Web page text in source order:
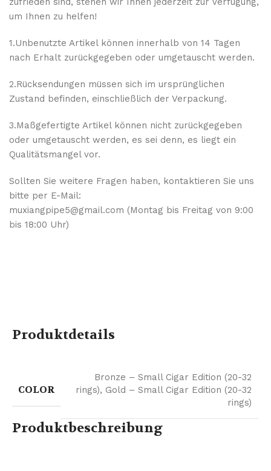
um Ihnen zu helfen!
1.Unbenutzte Artikel können innerhalb von 14 Tagen
nach Erhalt zurückgegeben oder umgetauscht werden.
2.Rücksendungen müssen sich im ursprünglichen
Zustand befinden, einschließlich der Verpackung.
3.Maßgefertigte Artikel können nicht zurückgegeben
oder umgetauscht werden, es sei denn, es liegt ein
Qualitätsmangel vor.
Sollten Sie weitere Fragen haben, kontaktieren Sie uns
bitte per E-Mail:
muxiangpipe5@gmail.com (Montag bis Freitag von 9:00
bis 18:00 Uhr)
Produktdetails
COLOR
Bronze – Small Cigar Edition (20-32
rings), Gold – Small Cigar Edition (20-32
rings)
Produktbeschreibung